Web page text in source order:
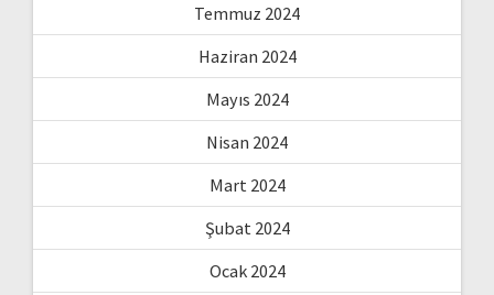
Temmuz 2024
Haziran 2024
Mayıs 2024
Nisan 2024
Mart 2024
Şubat 2024
Ocak 2024